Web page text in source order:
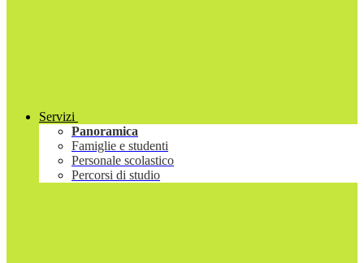
Servizi
Panoramica
Famiglie e studenti
Personale scolastico
Percorsi di studio